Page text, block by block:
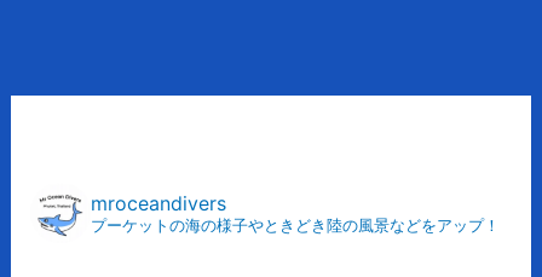
mroceandivers
プーケットの海の様子やときどき陸の風景などをアップ！
カ
イ